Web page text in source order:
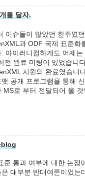
를 달자.
이슈들이 많았던 한주였
과 ODF 국제 표준화
아이러니컬하게도 어제
전 완료 미팅이 있었습니
지원의 완료였습니
공개 프로그램을 통해
MS로 부터 전달되어 올
준 통과 여부에 대한 논쟁
대부분 반대여론이었는